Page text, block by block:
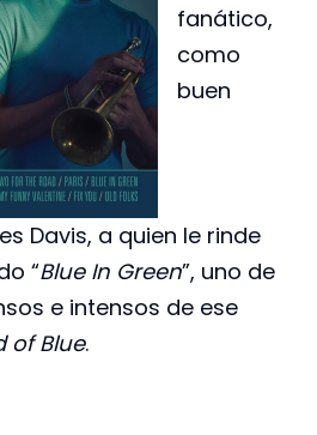
fanático,
como
buen
Davis, a quien le rinde
“Blue In Green”, uno de
e intensos de ese
of Blue.